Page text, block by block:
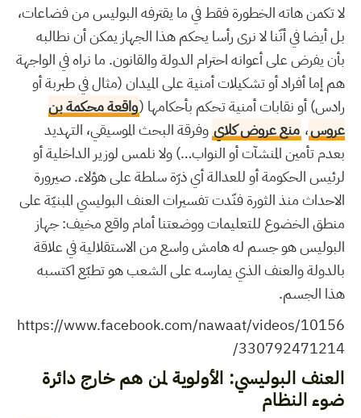
لا تكمن هاته الخطورة فقط في ما يقترفه البوليس من فضاعات،
بل أيضا في أنّنا لا نرى رأسا يحكم هذا الجهاز يمكن أن نطالبه
بأن يفرض على أعوانه احترام الدولة والقانون. ما نراه في الواجهة
هم إما أفراد أو تشكيلات أمنية على الميدان (مثال في طبربة أو
رادس) أو نقابات أمنية تحكم بأحكامها (واقعة محكمة بن
عروس، منع عروض كلاي وفرقة البحث الموسيقي، التهديد
بعدم تأمين المنشآت أو النواب…) ولا نلمس لوزير الداخلية أو
لرئيس الحكومة أو للعدالة أي ذرّة سلطة على هؤلاء. صيرورة
الاحداث منذ الثورة فنّدت تفسيرات العنف البوليسي المبنيّة على
منطق الخضوع للتعليمات ووضعتنا أمام واقع مخيف: جهاز
البوليس هو جسم له هامش واسع من الاستقلالية في علاقة
بالدولة والعنف الذي يمارسه على الشعب هو تطبّع اكتسبه
هذا الجسم.
https://www.facebook.com/nawaat/videos/10156
330792471214/
العنف البوليسي: الأولوية لمن هم خارج دائرة
ضوء النظام